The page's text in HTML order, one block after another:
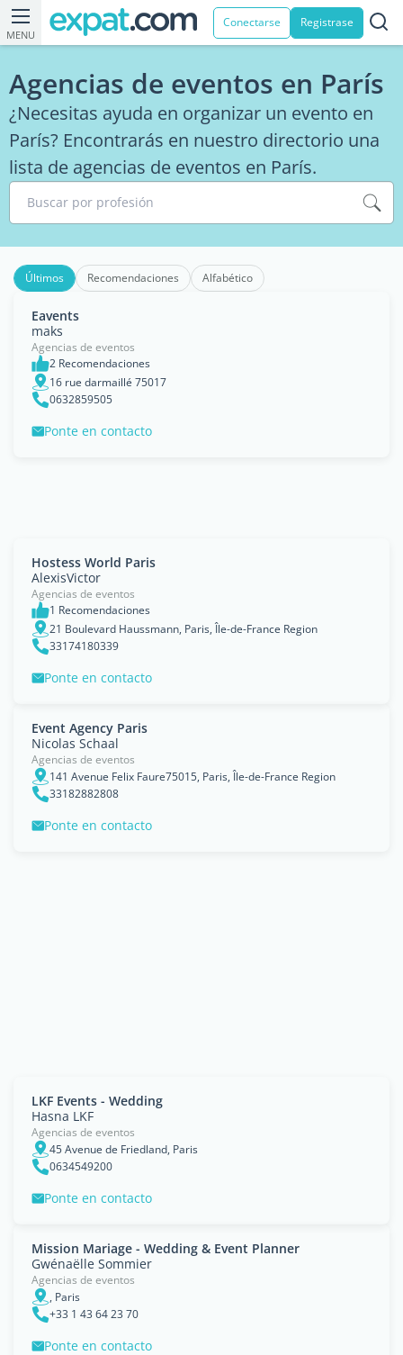
MENU
Conectarse Registrase
Agencias de eventos en París
¿Necesitas ayuda en organizar un evento en
París? Encontrarás en nuestro directorio una
lista de agencias de eventos en París.
Buscar por profesión
Últimos Recomendaciones Alfabético
Eavents
maks
Agencias de eventos
2 Recomendaciones
16 rue darmaillé 75017
0632859505
Ponte en contacto
Hostess World Paris
AlexisVictor
Agencias de eventos
1 Recomendaciones
21 Boulevard Haussmann, Paris, Île-de-France Region
33174180339
Ponte en contacto
Event Agency Paris
Nicolas Schaal
Agencias de eventos
141 Avenue Felix Faure75015, Paris, Île-de-France Region
33182882808
Ponte en contacto
LKF Events - Wedding
Hasna LKF
Agencias de eventos
45 Avenue de Friedland, Paris
0634549200
Ponte en contacto
Mission Mariage - Wedding & Event Planner
Gwénaëlle Sommier
Agencias de eventos
, Paris
+33 1 43 64 23 70
Ponte en contacto